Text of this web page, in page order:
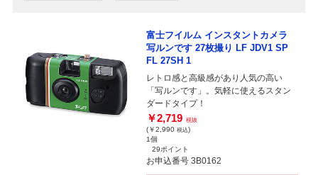
富士フイルム インスタントカメラ
写ルンです 27枚撮り LF JDV1 SP
FL 27SH 1
レトロ感と高級感があり人気の高い
「写ルンです」。気軽に使えるスタン
ダードタイプ！
￥2,719 税抜
(￥2,990 税込)
1個
29ポイント
お申込番号 3B0162